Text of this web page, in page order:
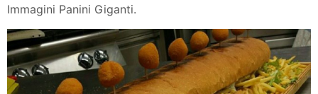
Immagini Panini Giganti.